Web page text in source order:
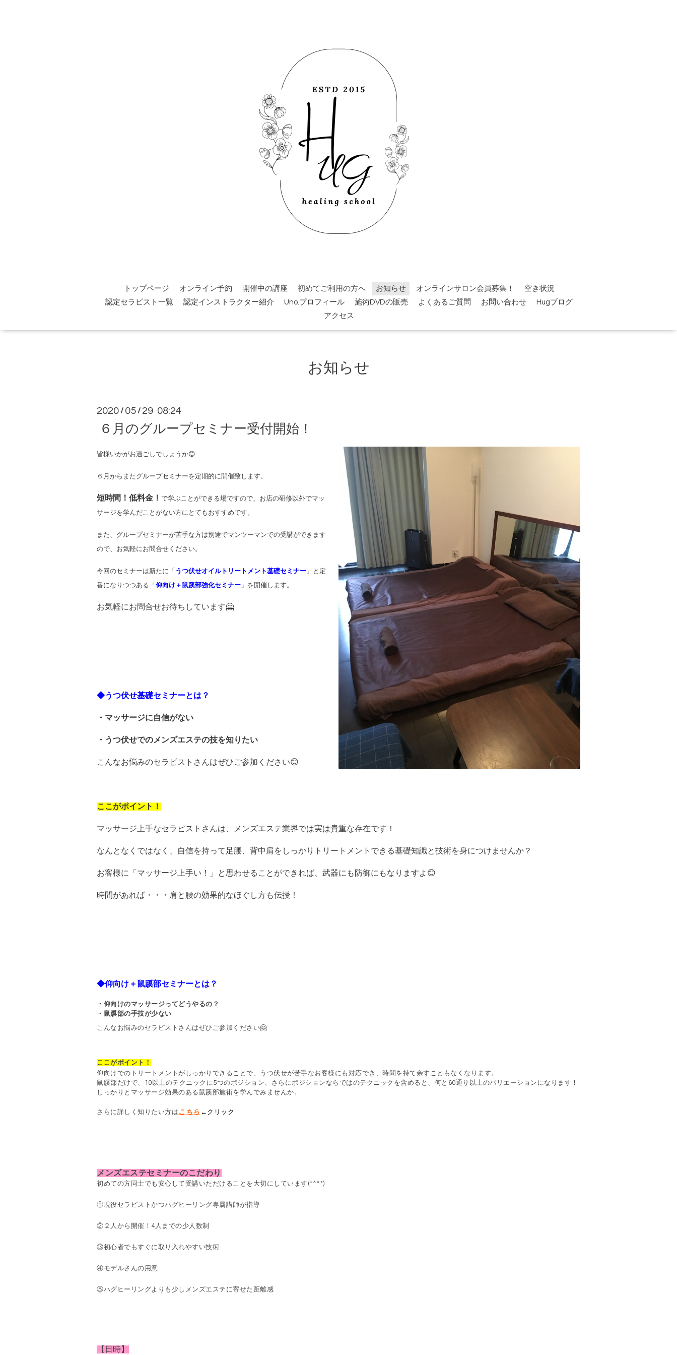
トップページ オンライン予約 開催中の講座 初めてご利用の方へ お知らせ オンラインサロン会員募集！
空き状況
認定セラピスト一覧
認定インストラクター紹介 Uno.プロフィール 施術DVDの販売 よくあるご質問 お問い合わせ
Hugブログ
アクセス
お知らせ
2020 / 05 / 29 08:24
６月のグループセミナー受付開始！
皆様いかがお過ごしでしょうか😊
６月からまたグループセミナーを定期的に開催致します。
短時間！低料金 ！ で学ぶことができる場ですので、お店の研修以外でマッ
サージを学んだことがない方にとてもおすすめです。
また、グループセミナーが苦手な方は別途でマンツーマンでの受講ができます
ので、お気軽にお問合せください。
今回のセミナーは新たに「 うつ伏せオイルトリートメント基礎セミナー 」と定
番になりつつある「 仰向け＋鼠蹊部強化セミナー 」を開催します。
お気軽にお問合せお待ちしています🤗
◆うつ伏せ基礎セミナーとは？
・マッサージに自信がない
・うつ伏せでのメンズエステの技を知りたい
こんなお悩みのセラピストさんはぜひご参加ください😊
ここがポイント！
マッサージ上手なセラピストさんは、メンズエステ業界では実は貴重な存在です！
なんとなくではなく、自信を持って足腰、背中肩をしっかりトリートメントできる基礎知識と技術を身につけませんか？
お客様に「マッサージ上手い！」と思わせることができれば、武器にも防御にもなりますよ😊
時間があれば・・・肩と腰の効果的なほぐし方も伝授！
◆仰向け＋鼠蹊部セミナーとは？
・仰向けのマッサージってどうやるの？
・鼠蹊部の手技が少ない
こんなお悩みのセラピストさんはぜひご参加ください🤗
ここがポイント！
仰向けでのトリートメントがしっかりできることで、うつ伏せが苦手なお客様にも対応でき、時間を持て余すこともなくなります。
鼠蹊部だけで、
10 以上のテクニックに5つのポジション、さらにポジションならではのテクニックを含めると、何と 60通り以上のバリエーションになります！
しっかりとマッサージ効果のある鼠蹊部施術を学んでみませんか。
さらに詳しく知りたい方はこちら ←クリック
メンズエステセミナーのこだわり
初めての方同士でも安心して受講いただけることを大切にしています(*^^*)
①現役セラピストかつハグヒーリング専属講師が指導
②２人から開催！ 4人までの少人数制
③初心者でもすぐに取り入れやすい技術
④モデルさんの用意
⑤ハグヒーリングよりも少しメンズエステに寄せた距離感
【日時】